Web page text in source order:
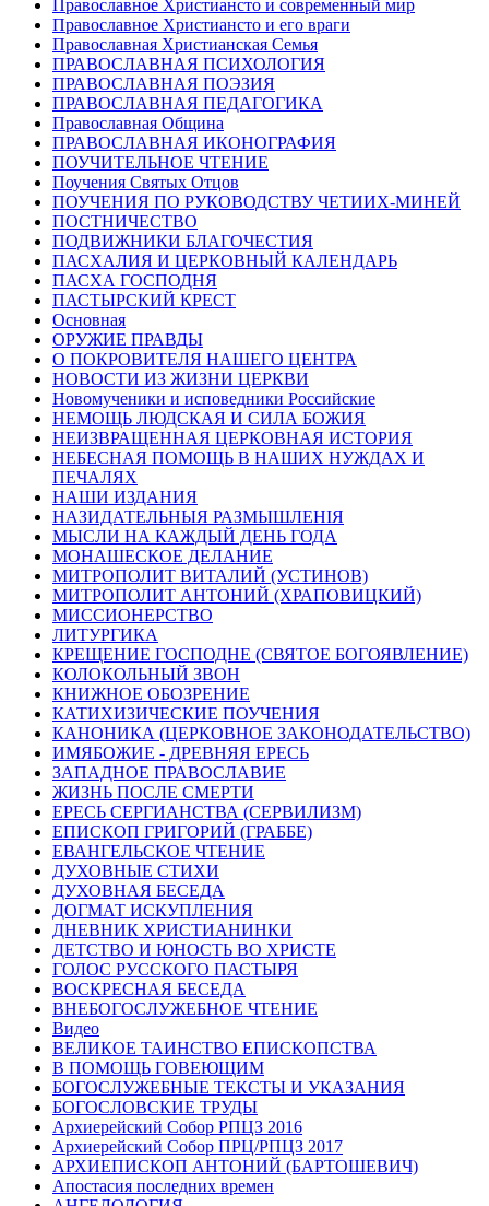
Православное Христиансто и современный мир
Православное Христиансто и его враги
Православная Христианская Семья
ПРАВОСЛАВНАЯ ПСИХОЛОГИЯ
ПРАВОСЛАВНАЯ ПОЭЗИЯ
ПРАВОСЛАВНАЯ ПЕДАГОГИКА
Православная Община
ПРАВОСЛАВНАЯ ИКОНОГРАФИЯ
ПОУЧИТЕЛЬНОЕ ЧТЕНИЕ
Поучения Святых Отцов
ПОУЧЕНИЯ ПО РУКОВОДСТВУ ЧЕТИИХ-МИНЕЙ
ПОСТНИЧЕСТВО
ПОДВИЖНИКИ БЛАГОЧЕСТИЯ
ПАСХАЛИЯ И ЦЕРКОВНЫЙ КАЛЕНДАРЬ
ПАСХА ГОСПОДНЯ
ПАСТЫРСКИЙ КРЕСТ
Основная
ОРУЖИЕ ПРАВДЫ
О ПОКРОВИТЕЛЯ НАШЕГО ЦЕНТРА
НОВОСТИ ИЗ ЖИЗНИ ЦЕРКВИ
Новомученики и исповедники Российские
НЕМОЩЬ ЛЮДСКАЯ И СИЛА БОЖИЯ
НЕИЗВРАЩЕННАЯ ЦЕРКОВНАЯ ИСТОРИЯ
НЕБЕСНАЯ ПОМОЩЬ В НАШИХ НУЖДАХ И
ПЕЧАЛЯХ
НАШИ ИЗДАНИЯ
НАЗИДАТЕЛЬНЫЯ РАЗМЫШЛЕНІЯ
МЫСЛИ НА КАЖДЫЙ ДЕНЬ ГОДА
МОНАШЕСКОЕ ДЕЛАНИЕ
МИТРОПОЛИТ ВИТАЛИЙ (УСТИНОВ)
МИТРОПОЛИТ АНТОНИЙ (ХРАПОВИЦКИЙ)
МИССИОНЕРСТВО
ЛИТУРГИКА
КРЕЩЕНИЕ ГОСПОДНЕ (СВЯТОЕ БОГОЯВЛЕНИЕ)
КОЛОКОЛЬНЫЙ ЗВОН
КНИЖНОЕ ОБОЗРЕНИЕ
КАТИХИЗИЧЕСКИЕ ПОУЧЕНИЯ
КАНОНИКА (ЦЕРКОВНОЕ ЗАКОНОДАТЕЛЬСТВО)
ИМЯБОЖИЕ - ДРЕВНЯЯ ЕРЕСЬ
ЗАПАДНОЕ ПРАВОСЛАВИЕ
ЖИЗНЬ ПОСЛЕ СМЕРТИ
ЕРЕСЬ СЕРГИАНСТВА (СЕРВИЛИЗМ)
ЕПИСКОП ГРИГОРИЙ (ГРАББЕ)
ЕВАНГЕЛЬСКОЕ ЧТЕНИЕ
ДУХОВНЫЕ СТИХИ
ДУХОВНАЯ БЕСЕДА
ДОГМАТ ИСКУПЛЕНИЯ
ДНЕВНИК ХРИСТИАНИНКИ
ДЕТСТВО И ЮНОСТЬ ВО ХРИСТЕ
ГОЛОС РУССКОГО ПАСТЫРЯ
ВОСКРЕСНАЯ БЕСЕДА
ВНЕБОГОСЛУЖЕБНОЕ ЧТЕНИЕ
Видео
ВЕЛИКОЕ ТАИНСТВО ЕПИСКОПСТВА
В ПОМОЩЬ ГОВЕЮЩИМ
БОГОСЛУЖЕБНЫЕ ТЕКСТЫ И УКАЗАНИЯ
БОГОСЛОВСКИЕ ТРУДЫ
Архиерейский Собор РПЦЗ 2016
Архиерейский Собор ПРЦ/РПЦЗ 2017
АРХИЕПИСКОП АНТОНИЙ (БАРТОШЕВИЧ)
Апостасия последних времен